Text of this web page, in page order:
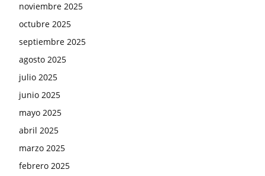
noviembre 2025
octubre 2025
septiembre 2025
agosto 2025
julio 2025
junio 2025
mayo 2025
abril 2025
marzo 2025
febrero 2025